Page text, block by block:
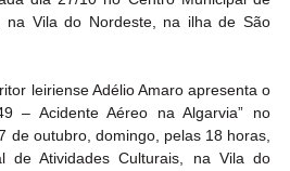
na Vila do Nordeste, na ilha de São
leiriense Adélio Amaro apresenta o
– Acidente Aéreo na Algarvia” no
de outubro, domingo, pelas 18 horas,
de Atividades Culturais, na Vila do